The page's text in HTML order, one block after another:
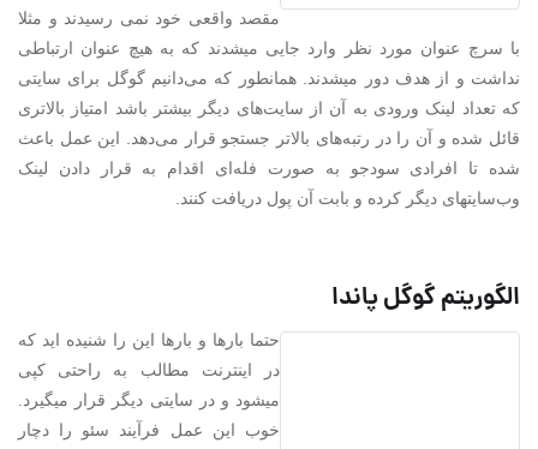
مقصد واقعی خود نمی رسیدند و مثلا
با سرچ عنوان مورد نظر وارد جایی میشدند که به هیچ عنوان ارتباطی
نداشت و از هدف دور میشدند. همانطور که می‌دانیم گوگل برای سایتی
که تعداد لینک ورودی به آن از سایت‌های دیگر بیشتر باشد امتیاز بالاتری
قائل شده و آن را در رتبه‌های بالاتر جستجو قرار می‌دهد. این عمل باعث
شده تا افرادی سودجو به صورت فله‌ای اقدام به قرار دادن لینک
وب‌سایتهای دیگر کرده و بابت آن پول دریافت کنند.
الگوریتم گوگل پاندا
حتما بارها و بارها این را شنیده اید که
در اینترنت مطالب به راحتی کپی
میشود و در سایتی دیگر قرار میگیرد.
خوب این عمل فرآیند سئو را دچار